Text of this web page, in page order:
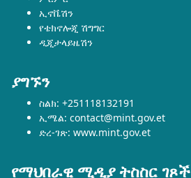
ኢኖቬሽን
የቴክኖሎጂ ሽግግር
ዲጂታላይዜሽን
ያግኙን
ስልክ: +251118132191
ኢሜል: contact@mint.gov.et
ድረ-ገጽ: www.mint.gov.et
የማህበራዊ ሚዲያ ትስስር ገጾች